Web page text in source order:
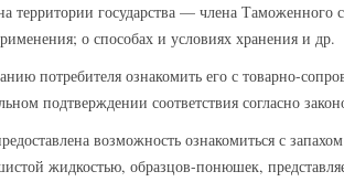
территории государства — члена Таможенного
о способах и условиях хранения и др.
потребителя ознакомить его с товарно-
подтверждении соответствия согласно
возможность ознакомиться с
жидкостью, образцов-понюшек,